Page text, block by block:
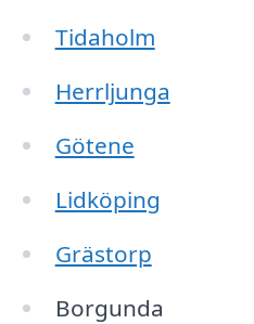
Tidaholm
Herrljunga
Götene
Lidköping
Grästorp
Borgunda